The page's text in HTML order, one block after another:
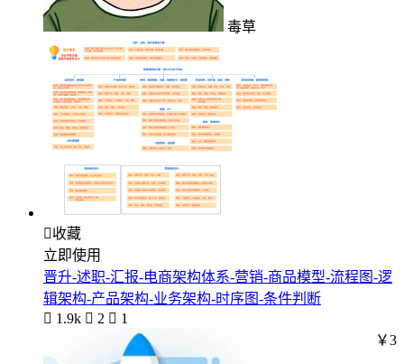
毒草
收藏
立即使用
晋升-述职-汇报-电商架构体系-营销-商品模型-流程图-逻
辑架构-产品架构-业务架构-时序图-条件判断
 1.9k  2  1
￥3